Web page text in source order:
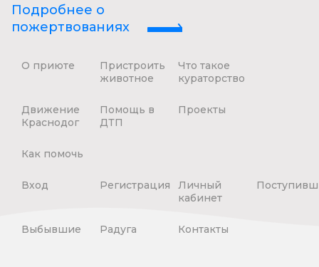
Подробнее о
пожертвованиях
О приюте
Пристроить
животное
Что такое
кураторство
Движение
Краснодог
Помощь в
ДТП
Проекты
Как помочь
Вход Регистрация
Личный
кабинет
Выбывшие Радуга Контакты